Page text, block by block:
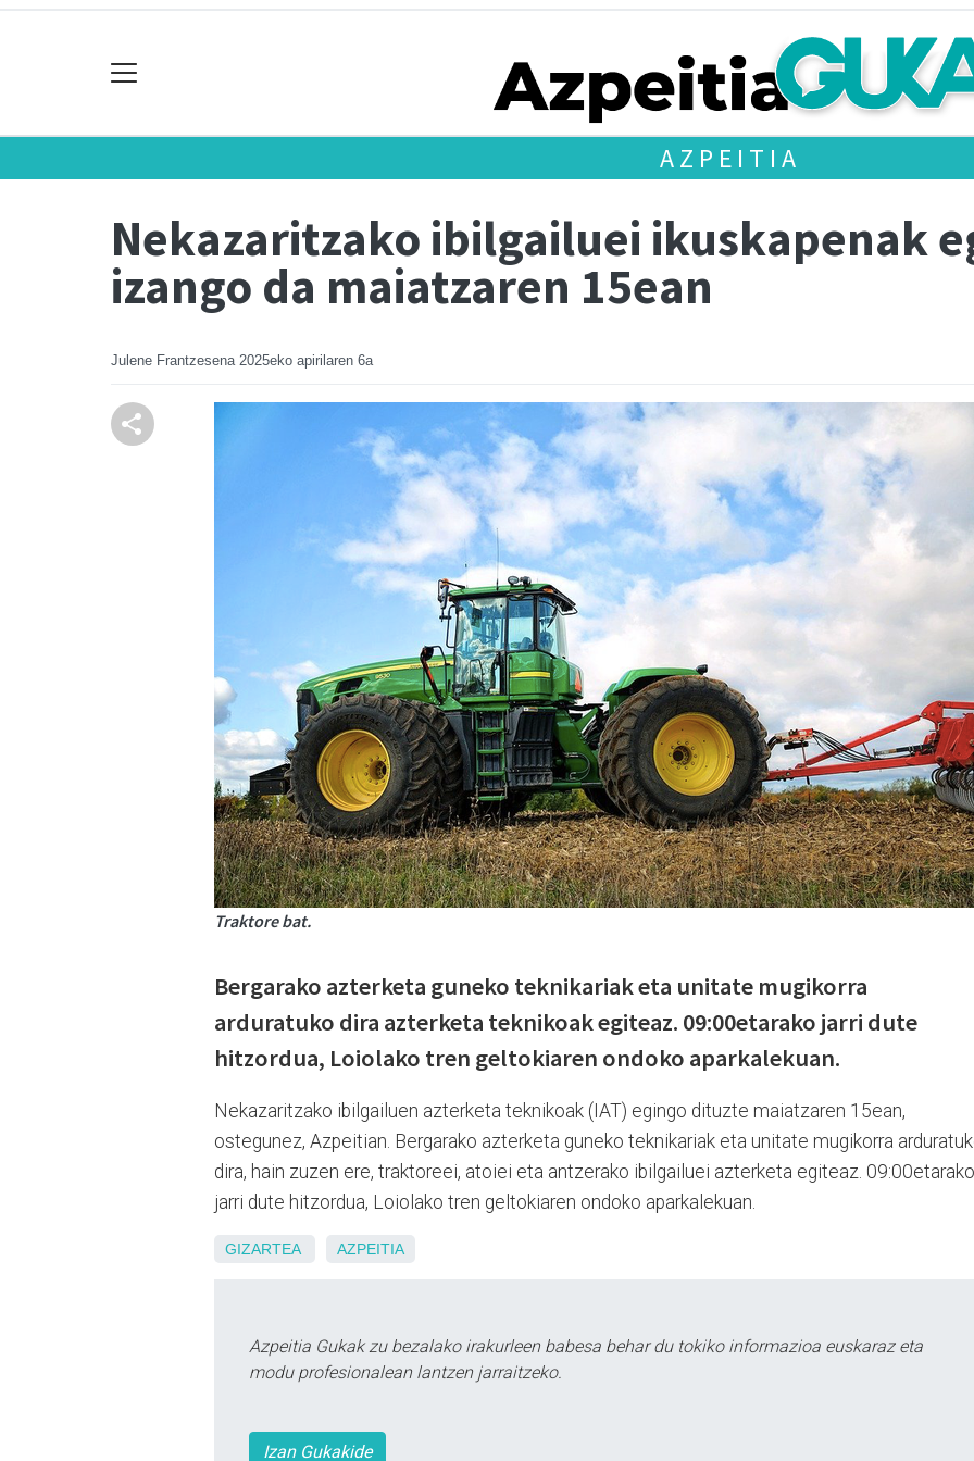
AZPEITIA
Nekazaritzako ibilgailuei ikuskapenak
izango da maiatzaren 15ean
Julene Frantzesena 2025eko apirilaren 6a
Traktore bat.
Bergarako azterketa guneko teknikariak eta unitate mugikorra
arduratuko dira azterketa teknikoak egiteaz. 09:00etarako jarri dute
hitzordua, Loiolako tren geltokiaren ondoko aparkalekuan.
Nekazaritzako ibilgailuen azterketa teknikoak (IAT) egingo dituzte maiatzaren 15ean,
ostegunez, Azpeitian. Bergarako azterketa guneko teknikariak eta unitate mugikorra
dira, hain zuzen ere, traktoreei, atoiei eta antzerako ibilgailuei azterketa egiteaz. 09:00etarako
jarri dute hitzordua, Loiolako tren geltokiaren ondoko aparkalekuan.
GIZARTEA AZPEITIA
Azpeitia Gukak zu bezalako irakurleen babesa behar du tokiko informazioa euskaraz eta
modu profesionalean lantzen jarraitzeko.
Izan Gukakide